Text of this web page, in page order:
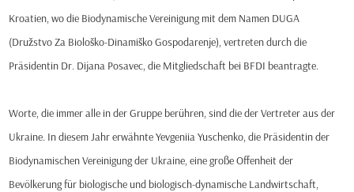
Kroatien, wo die Biodynamische Vereinigung mit dem Namen DUGA
(Družstvo Za Biološko-Dinamiško Gospodarenje), vertreten durch die
Präsidentin Dr. Dijana Posavec, die Mitgliedschaft bei BFDI beantragte.
Worte, die immer alle in der Gruppe berühren, sind die der Vertreter aus der
Ukraine. In diesem Jahr erwähnte Yevgeniia Yuschenko, die Präsidentin der
Biodynamischen Vereinigung der Ukraine, eine große Offenheit der
Bevölkerung für biologische und biologisch-dynamische Landwirtschaft,